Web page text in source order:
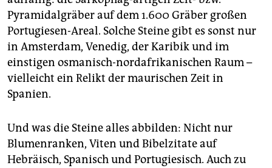
Pyramidalgräber auf dem 1.600 Gräber großen
Portugiesen-Areal. Solche Steine gibt es sonst nur
in Amsterdam, Venedig, der Karibik und im
einstigen osmanisch-nordafrikanischen Raum –
vielleicht ein Relikt der maurischen Zeit in
Spanien.
Und was die Steine alles abbilden: Nicht nur
Blumenranken, Viten und Bibelzitate auf
Hebräisch, Spanisch und Portugiesisch. Auch zu